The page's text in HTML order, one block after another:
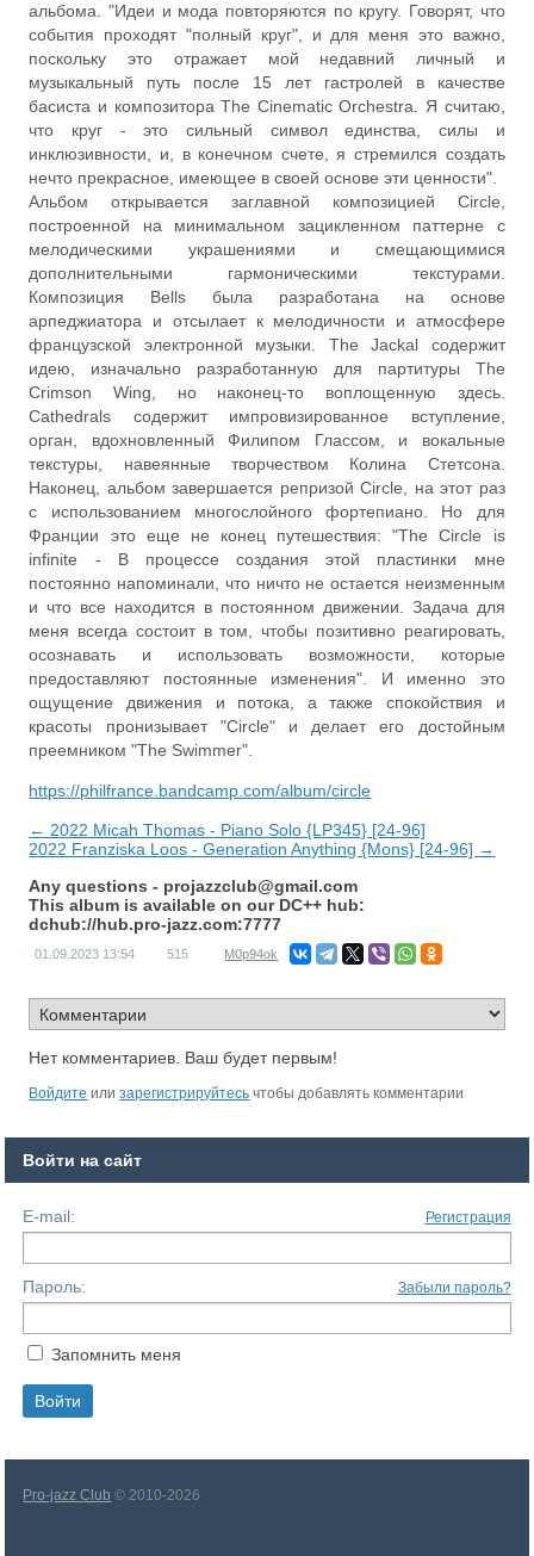
альбома. "Идеи и мода повторяются по кругу. Говорят, что
события проходят "полный круг", и для меня это важно,
поскольку это отражает мой недавний личный и
музыкальный путь после 15 лет гастролей в качестве
басиста и композитора The Cinematic Orchestra. Я считаю,
что круг - это сильный символ единства, силы и
инклюзивности, и, в конечном счете, я стремился создать
нечто прекрасное, имеющее в своей основе эти ценности".
Альбом открывается заглавной композицией Circle,
построенной на минимальном зацикленном паттерне с
мелодическими украшениями и смещающимися
дополнительными гармоническими текстурами.
Композиция Bells была разработана на основе
арпеджиатора и отсылает к мелодичности и атмосфере
французской электронной музыки. The Jackal содержит
идею, изначально разработанную для партитуры The
Crimson Wing, но наконец-то воплощенную здесь.
Cathedrals содержит импровизированное вступление,
орган, вдохновленный Филипом Глассом, и вокальные
текстуры, навеянные творчеством Колина Стетсона.
Наконец, альбом завершается репризой Circle, на этот раз
с использованием многослойного фортепиано. Но для
Франции это еще не конец путешествия: "The Circle is
infinite - В процессе создания этой пластинки мне
постоянно напоминали, что ничто не остается неизменным
и что все находится в постоянном движении. Задача для
меня всегда состоит в том, чтобы позитивно реагировать,
осознавать и использовать возможности, которые
предоставляют постоянные изменения". И именно это
ощущение движения и потока, а также спокойствия и
красоты пронизывает "Circle" и делает его достойным
преемником "The Swimmer".
https://philfrance.bandcamp.com/album/circle
← 2022 Micah Thomas - Piano Solo {LP345} [24-96]
2022 Franziska Loos - Generation Anything {Mons} [24-96] →
Any questions - projazzclub@gmail.com
This album is available on our DC++ hub:
dchub://hub.pro-jazz.com:7777
01.09.2023 13:54 515 M0p94ok
Нет комментариев. Ваш будет первым!
Войдите илизарегистрируйтесь чтобы добавлять комментарии
Войти на сайт
E-mail: Регистрация
Пароль: Забыли пароль?
Запомнить меня
Pro-jazz Club © 2010-2026